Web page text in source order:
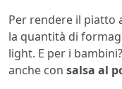
Per rendere il piatto
la quantità di
light. E per i
anche con salsa al